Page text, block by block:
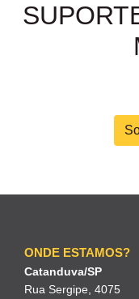
ONDE ESTAMOS?
Catanduva/SP
Rua Sergipe, 4075